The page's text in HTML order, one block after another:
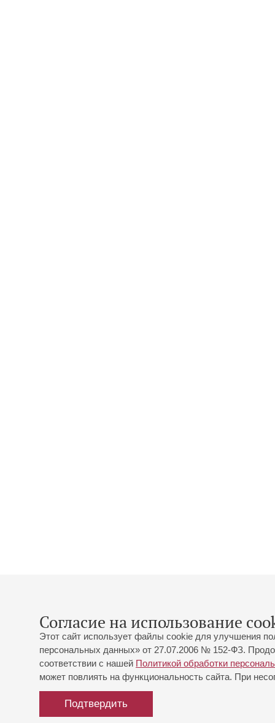
Согласие на использование
Этот сайт использует файлы cookie для улучшения
персональных данных» от 27.07.2006 № 152-ФЗ.
соответствии с нашей Политикой обработки
может повлиять на функциональность сайта. При
Подтвердить